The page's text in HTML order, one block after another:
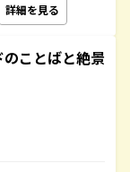
詳細を見る
ことばと絶景